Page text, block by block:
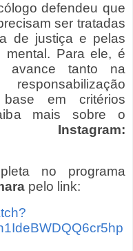
defendeu que
ser tratadas
de justiça e pelas
mental. Para ele, é
avance tanto na
em critérios
mais sobre o
no Instagram:
no programa
pelo link: